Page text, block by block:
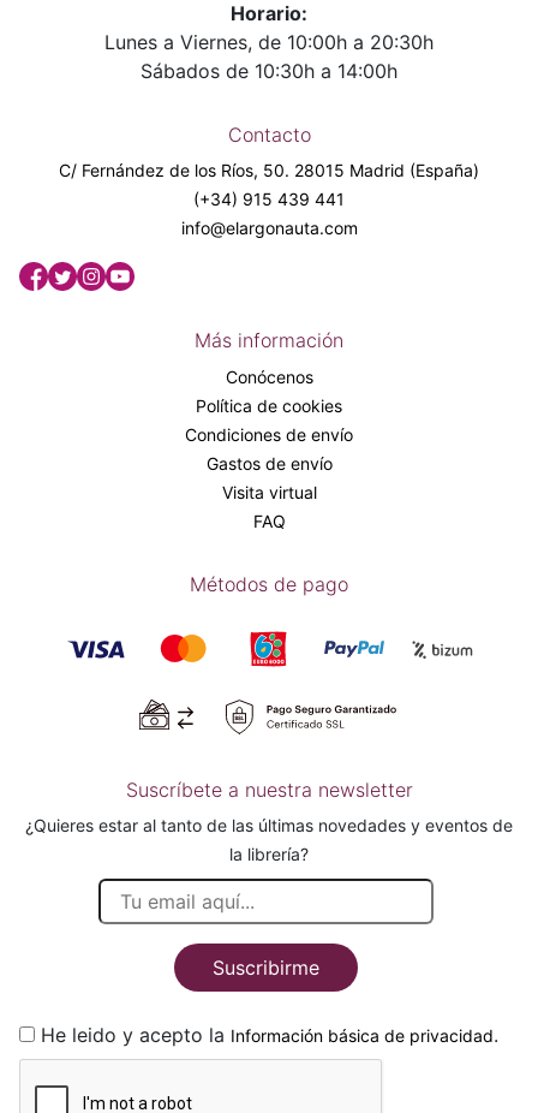
Horario:
Lunes a Viernes, de 10:00h a 20:30h
Sábados de 10:30h a 14:00h
Contacto
C/ Fernández de los Ríos, 50. 28015 Madrid (España)
(+34) 915 439 441
info@elargonauta.com
Más información
Conócenos
Política de cookies
Condiciones de envío
Gastos de envío
Visita virtual
FAQ
Métodos de pago
Suscríbete a nuestra newsletter
¿Quieres estar al tanto de las últimas novedades y eventos de
la librería?
Suscribirme
He leido y acepto la Información básica de privacidad.